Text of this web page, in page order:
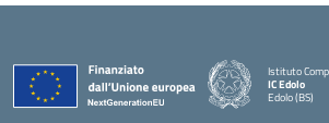
Istituto
IC Edolo
Edolo (BS)